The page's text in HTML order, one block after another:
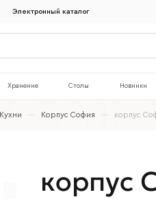
Электронный каталог
Хранение Столы Новинки
Кухни — Корпус София — корпус
корпус